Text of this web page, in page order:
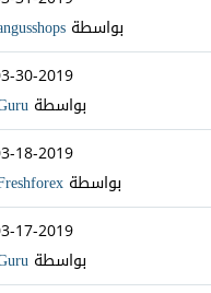
بواسطة
30-2019
بواسطة
18-2019
بواسطة
17-2019
بواسطة